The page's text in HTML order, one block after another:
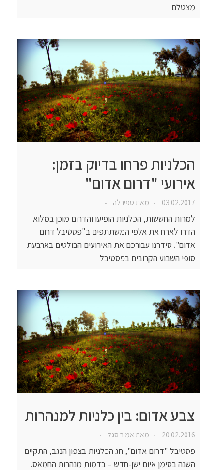
מצטלם
הכלניות פרחו בדיוק בזמן:
אירועי "דרום אדום"
03.02.2017 מאתספירלה
למרות החששות, הכלניות הופיעו והדרום מוכן במלוא
הדרו לארח את אלפי המשתתפים ב"פסטיבל דרום
אדום". סידרנו עבורכם את האירועים הבולטים בארבעת
סופי השבוע הקרובים בפסטיבל
צבע אדום: בין כלניות למנהרות
20.02.2016 מאתאמיר סגל
פסטיבל "דרום אדום", חג הכלניות בצפון הנגב, התקיים
השנה בסימן איום ישן-חדש – בדמות מנהרות החמאס.